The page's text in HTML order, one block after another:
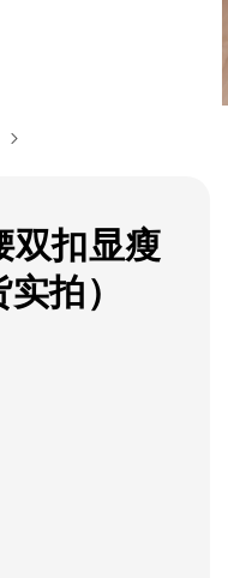
双扣显瘦
拍）